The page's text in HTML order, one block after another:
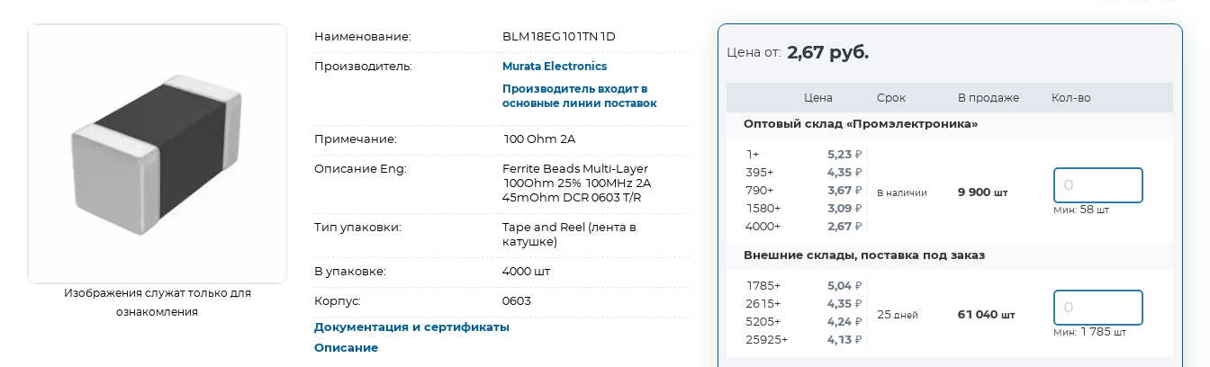
Изображения служат только для
ознакомления
Наименование: BLM18EG101TN1D
Производитель: Murata Electronics
Производитель входит в
основные линии поставок
Примечание: 100 Ohm 2A
Описание Eng:
Ferrite Beads Multi-Layer
100Ohm 25% 100MHz 2A
45mOhm DCR 0603 T/R
Тип упаковки:
Tape and Reel (лента в
катушке)
В упаковке: 4000 шт
Корпус: 0603
Документация и сертификаты
Описание
Цена от: 2,67 руб.
Цена Срок В продаже Кол-во
Оптовый склад «Промэлектроника»
1+
395+
790+
1580+
4000+
5,23 ₽
4,35 ₽
3,67 ₽
3,09 ₽
2,67 ₽
В наличии 9 900 шт
Мин: 58 шт
Внешние склады, поставка под заказ
1785+
2615+
5205+
25925+
5,04 ₽
4,35 ₽
4,24 ₽
4,13 ₽
25 дней 61 040 шт
Мин: 1 785 шт